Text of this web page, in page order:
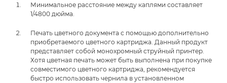
Минимальное расстояние между каплями составляет
1/4800 дюйма.
Печать цветного документа с помощью дополнительно
приобретаемого цветного картриджа. Данный продукт
представляет собой монохромный струйный принтер.
Хотя цветная печать может быть выполнена при покупке
совместимого цветного картриджа, рекомендуется
быстро использовать чернила в установленном